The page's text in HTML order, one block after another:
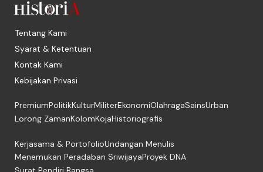
Tentang Kami
Syarat & Ketentuan
Kontak Kami
Kebijakan Privasi
PremiumPolitikKulturMiliterEkonomiOlahragaSainsUrban
Lorong ZamanKolomKojaHistoriografis
Kerjasama & PortofolioUndangan Menulis
Menemukan Peradaban SriwijayaProyek DNA